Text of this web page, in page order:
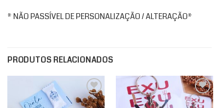
* NÃO PASSÍVEL DE PERSONALIZAÇÃO / ALTERAÇÃO*
PRODUTOS RELACIONADOS